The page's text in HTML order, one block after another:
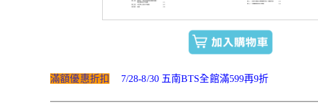
滿額優惠折扣 7/28-8/30 五南BTS全館滿599再9折